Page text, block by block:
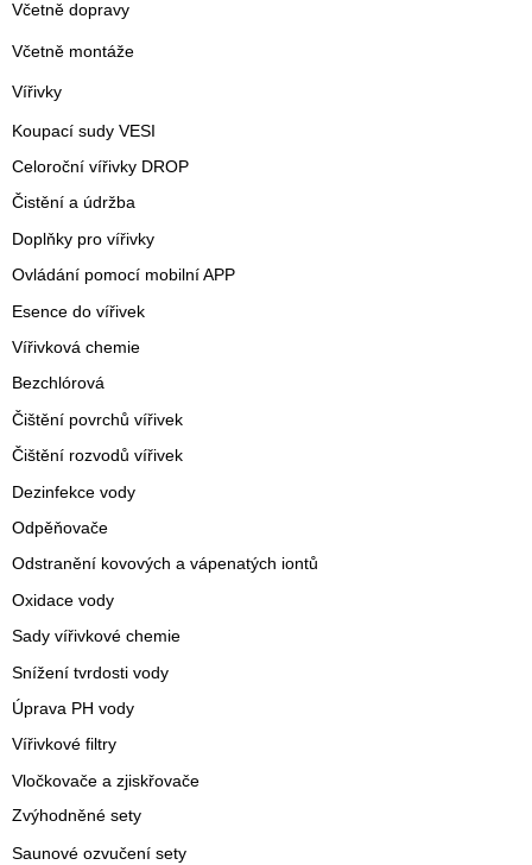
Včetně dopravy
Včetně montáže
Vířivky
Koupací sudy VESI
Celoroční vířivky DROP
Čistění a údržba
Doplňky pro vířivky
Ovládání pomocí mobilní APP
Esence do vířivek
Vířivková chemie
Bezchlórová
Čištění povrchů vířivek
Čištění rozvodů vířivek
Dezinfekce vody
Odpěňovače
Odstranění kovových a vápenatých iontů
Oxidace vody
Sady vířivkové chemie
Snížení tvrdosti vody
Úprava PH vody
Vířivkové filtry
Vločkovače a zjiskřovače
Zvýhodněné sety
Saunové ozvučení sety